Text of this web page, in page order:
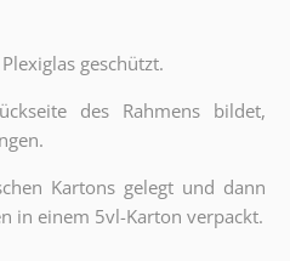
geschützt.
des Rahmens bildet,
Kartons gelegt und dann
in einem 5vl-Karton verpackt.